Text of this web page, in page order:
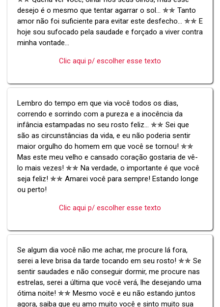
desejo é o mesmo que tentar agarrar o sol... ✯✯ Tanto
amor não foi suficiente para evitar este desfecho... ✯✯ E
hoje sou sufocado pela saudade e forçado a viver contra
minha vontade...
Clic aqui p/ escolher esse texto
Lembro do tempo em que via você todos os dias,
correndo e sorrindo com a pureza e a inocência da
infância estampadas no seu rosto feliz... ✯✯ Sei que
são as circunstâncias da vida, e eu não poderia sentir
maior orgulho do homem em que você se tornou! ✯✯
Mas este meu velho e cansado coração gostaria de vê-
lo mais vezes! ✯✯ Na verdade, o importante é que você
seja feliz! ✯✯ Amarei você para sempre! Estando longe
ou perto!
Clic aqui p/ escolher esse texto
Se algum dia você não me achar, me procure lá fora,
serei a leve brisa da tarde tocando em seu rosto! ✯✯ Se
sentir saudades e não conseguir dormir, me procure nas
estrelas, serei a última que você verá, lhe desejando uma
ótima noite! ✯✯ Mesmo você e eu não estando juntos
agora, saiba que eu amo muito você e sinto muito sua